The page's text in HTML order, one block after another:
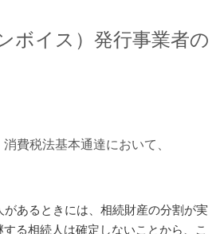
ボイス）発行事業者の
費税法基本通達において、
あるときには、相続財産の分割が実
る相続人は確定しないことから、こ